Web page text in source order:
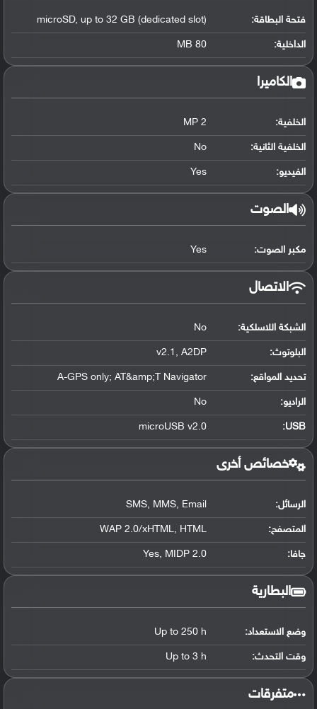
فتحة البطاقة: microSD, up to 32 GB (dedicated slot)
الداخلية: 80 MB
الكاميرا
الخلفية: 2 MP
الخلفية الثانية: No
الفيديو: Yes
الصوت
مكبر الصوت: Yes
الاتصال
الشبكة اللاسلكية: No
البلوتوث:
v2.1, A2DP
تحديد المواقع:
A-GPS only; AT&amp;T Navigator
الراديو: No
USB
:
microUSB v2.0
خصائص أخرى
الرسائل: SMS, MMS, Email
المتصفح: WAP 2.0/xHTML, HTML
جافا: Yes, MIDP 2.0
البطارية
وضع الاستعداد: Up to 250 h
وقت التحدث: Up to 3 h
‏متفرقات‏